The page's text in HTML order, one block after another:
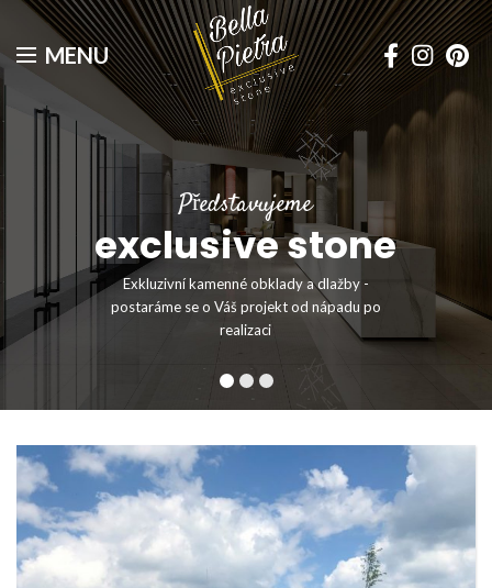
MENU
exclusive stone
Exkluzivní kamenné obklady a dlažby -
postaráme se o Váš projekt od nápadu po
realizaci
Představujeme